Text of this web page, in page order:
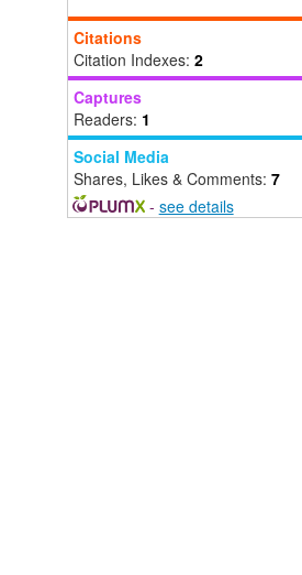
Citations
Citation Indexes: 2
Captures
Readers: 1
Social Media
Shares, Likes & Comments: 7
- see details